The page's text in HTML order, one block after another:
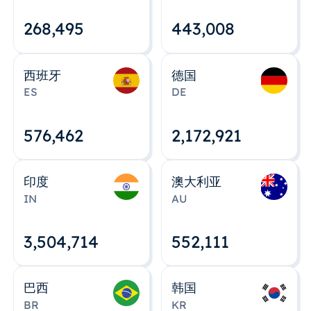
268,495 443,008
西班牙
ES
576,463
德国
DE
2,172,922
印度
IN
3,504,715
澳大利亚
AU
552,112
巴西
BR
韩国
KR